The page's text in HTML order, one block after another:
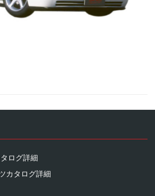
ログ詳細
カタログ詳細